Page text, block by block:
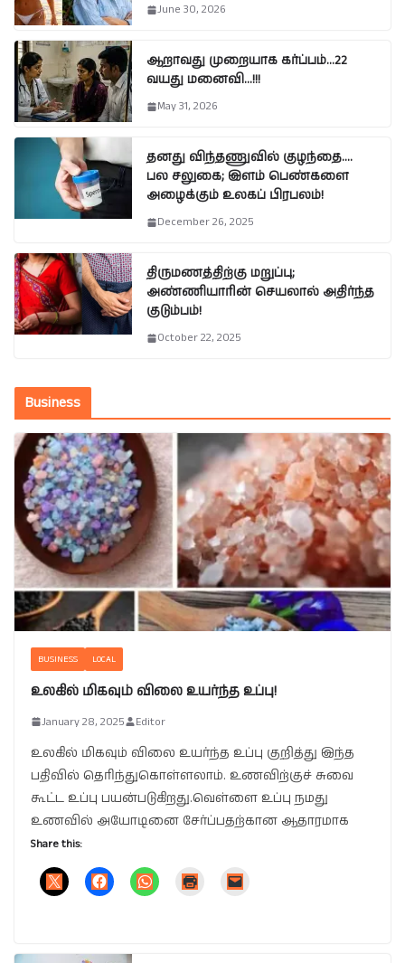
June 30, 2026
ஆறாவது முறையாக கர்ப்பம்…22
வயது மனைவி…!!!
May 31, 2026
தனது விந்தணுவில் குழந்தை….
பல சலுகை; இளம் பெண்களை
அழைக்கும் உலகப் பிரபலம்!
December 26, 2025
திருமணத்திற்கு மறுப்பு;
அண்ணியாரின் செயலால் அதிர்ந்த
குடும்பம்!
October 22, 2025
Business
BUSINESS LOCAL
உலகில் மிகவும் விலை உயர்ந்த உப்பு!
January 28, 2025 Editor
உலகில் மிகவும் விலை உயர்ந்த உப்பு குறித்து இந்த
பதிவில் தெரிந்துகொள்ளலாம். உணவிற்குச் சுவை
கூட்ட உப்பு பயன்படுகிறது.வெள்ளை உப்பு நமது
உணவில் அயோடினை சேர்ப்பதற்கான ஆதாரமாக
Share this: